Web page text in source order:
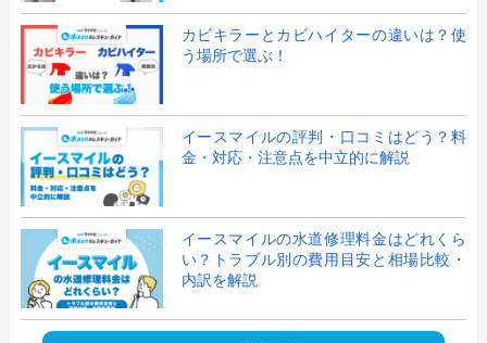
カビキラーとカビハイターの違いは？使
う場所で選ぶ！
イースマイルの評判・口コミはどう？料
金・対応・注意点を中立的に解説
イースマイルの水道修理料金はどれくら
い？トラブル別の費用目安と相場比較・
内訳を解説